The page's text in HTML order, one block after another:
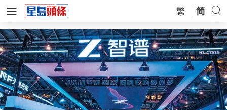
繁 简